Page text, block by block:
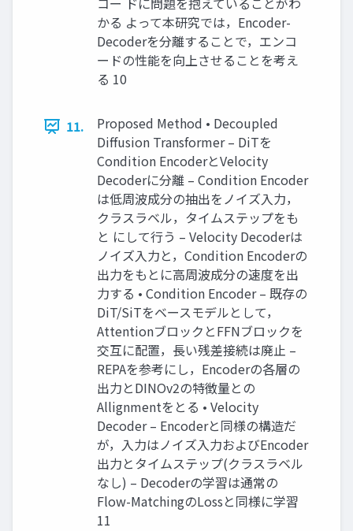
かる よって本研究では，Encoder-
Decoderを分離することで，エンコ
ードの性能を向上させることを考え
る 10
11.
Proposed Method • Decoupled
Diffusion Transformer – DiTを
Condition EncoderとVelocity
Decoderに分離 – Condition Encoder
は低周波成分の抽出をノイズ入力，
クラスラベル，タイムステップをも
と にして行う – Velocity Decoderは
ノイズ入力と，Condition Encoderの
出力をもとに高周波成分の速度を出
力する • Condition Encoder – 既存の
DiT/SiTをベースモデルとして，
AttentionブロックとFFNブロックを
交互に配置，長い残差接続は廃止 –
REPAを参考にし，Encoderの各層の
出力とDINOv2の特徴量との
Allignmentをとる • Velocity
Decoder – Encoderと同様の構造だ
が，入力はノイズ入力およびEncoder
出力とタイムステップ(クラスラベル
なし) – Decoderの学習は通常の
Flow-MatchingのLossと同様に学習
11